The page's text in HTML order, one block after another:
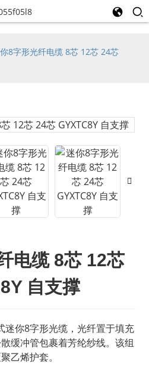
8字形光纤电缆 8芯 12芯 24芯
电缆 8芯 12芯
自支撑
迷你8字形光缆，光纤置于填充
缓冲管包裹着芳纶纱线。该组
乙烯护套。